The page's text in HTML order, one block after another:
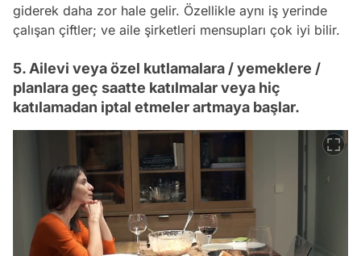
giderek daha zor hale gelir. Özellikle aynı iş yerinde
çalışan çiftler; ve aile şirketleri mensupları çok iyi bilir.
5. Ailevi veya özel kutlamalara / yemeklere /
planlara geç saatte katılmalar veya hiç
katılamadan iptal etmeler artmaya başlar.